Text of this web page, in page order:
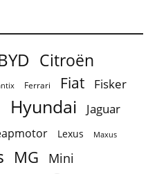
Citroën
Ferrari Fiat Fisker
Hyundai Jaguar
Lexus Maxus
MG Mini